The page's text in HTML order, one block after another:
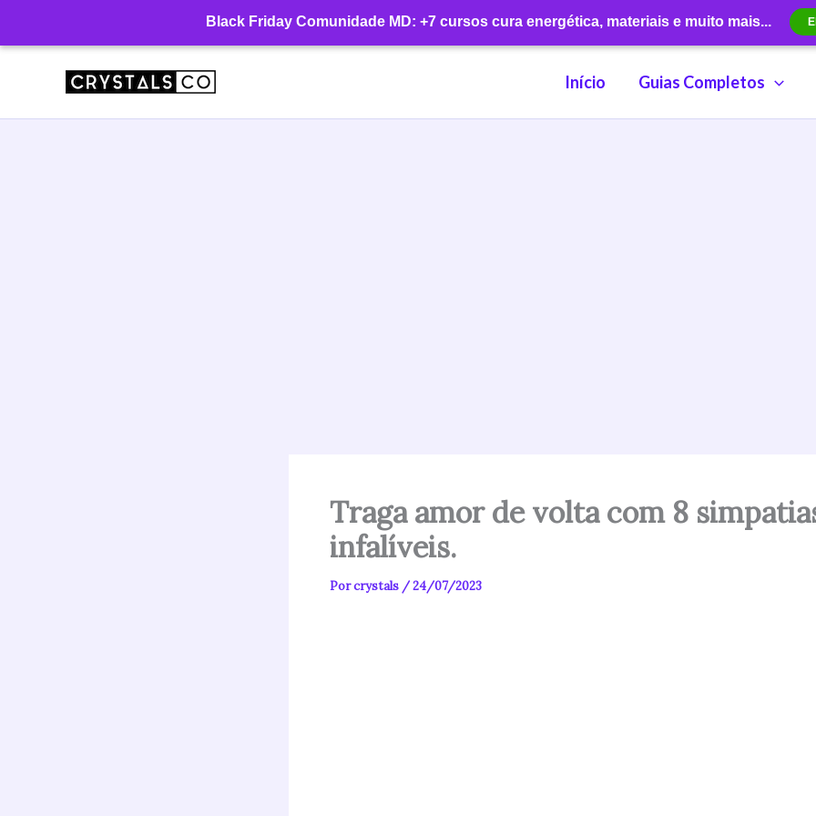
Black Friday Comunidade MD: +7 cursos cura energética, materiais e muito mais...
conteúdo
Início Guias Completos
Traga amor de volta com 8
infalíveis.
Porcrystals /24/07/2023